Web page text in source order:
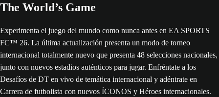
The World’s Game
Experimenta el juego del mundo como nunca antes en EA SPORTS
FC™ 26. La última actualización presenta un modo de torneo
internacional totalmente nuevo que presenta 48 selecciones nacionales,
junto con nuevos estadios auténticos para jugar. Enfréntate a los
Desafíos de DT en vivo de temática internacional y adéntrate en
Carrera de futbolista con nuevos ÍCONOS y Héroes internacionales.